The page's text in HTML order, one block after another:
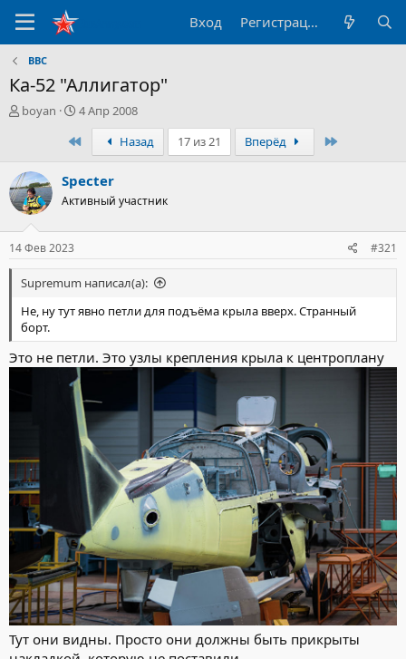
Вход Регистрация
ВВС
Ка-52 "Аллигатор"
А
р
т
е
м
ы
boyan
Д
т
н
а
ч
4 Апр 2008
ПервыйНазад 17 из 21 Вперёд
Specter
Активный участник
14 Фев 2023 #321
Supremum написал(а):
Не, ну тут явно петли для подъёма крыла вверх. Странный
борт.
Это не петли. Это узлы крепления крыла к центроплану
Тут они видны. Просто они должны быть прикрыты